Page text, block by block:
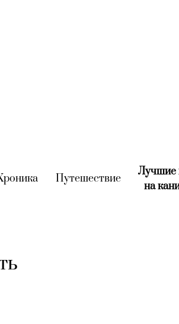
(current)
Путешествие(current)
Лучшие
на